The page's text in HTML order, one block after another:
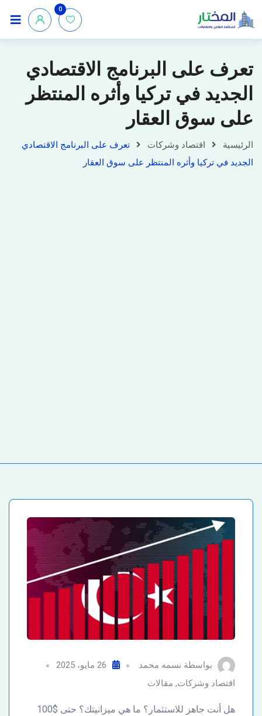
0
تعرف على البرنامج الاقتصادي
الجديد في تركيا وأثره المنتظر
على سوق العقار
الرئيسية اقتصاد وشركات
تعرف على البرنامج الاقتصادي
الجديد في تركيا وأثره المنتظر على سوق العقار
بواسطة نسمه محمد
26 مايو، 2025
اقتصاد وشركات, مقالات
هل أنت جاهز للاستثمار؟ ما هي ميزانيتك؟ حتى $100